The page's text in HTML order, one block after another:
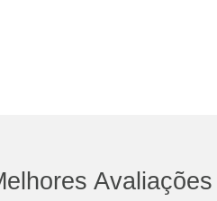
Avaliações